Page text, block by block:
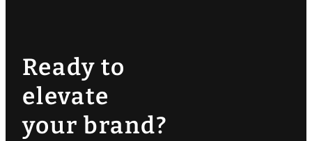
Ready to
elevate
your brand?